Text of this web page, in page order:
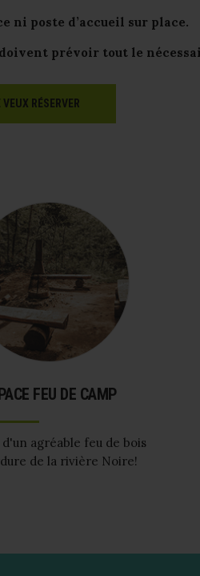
ni poste d’accueil sur place.
prévoir tout le
VEUX RÉSERVER
FEU DE CAMP
agréable feu de bois
de la rivière Noire!